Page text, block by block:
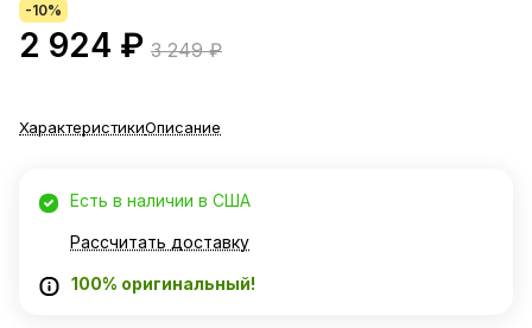
-10%
2 924 ₽ 3 249 ₽
ХарактеристикиОписание
Есть в наличии в США
Рассчитать доставку
100% оригинальный!